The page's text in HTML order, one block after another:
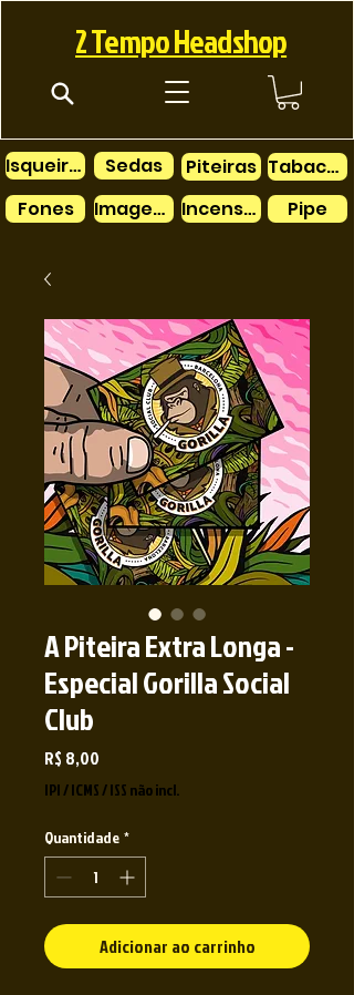
2 Tempo Headshop
Isqueiros
Fones
Sedas
Imagens
Piteiras
Tabacos
Incensos
Pipe
A Piteira Extra Longa -
Especial Gorilla Social
Club
R$ 8,00
IPI / ICMS / ISS não incl.
Quantidade *
Adicionar ao carrinho